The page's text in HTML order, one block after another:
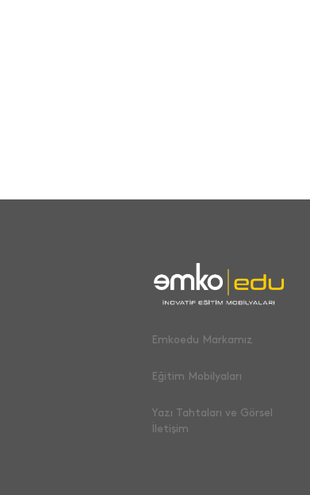
Emkoedu Markamız
Eğitim Mobilyaları
Yazı Tahtaları ve Görsel
İletişim